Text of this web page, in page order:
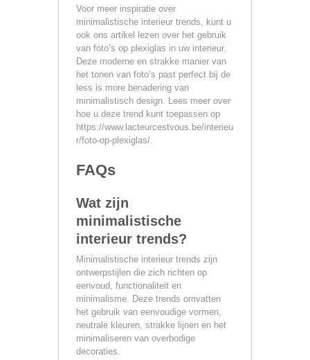
Voor meer inspiratie over
minimalistische interieur trends, kunt u
ook ons artikel lezen over het gebruik
van foto’s op plexiglas in uw interieur.
Deze moderne en strakke manier van
het tonen van foto’s past perfect bij de
less is more benadering van
minimalistisch design. Lees meer over
hoe u deze trend kunt toepassen op
https://www.lacteurcestvous.be/interieu
r/foto-op-plexiglas/.
FAQs
Wat zijn
minimalistische
interieur trends?
Minimalistische interieur trends zijn
ontwerpstijlen die zich richten op
eenvoud, functionaliteit en
minimalisme. Deze trends omvatten
het gebruik van eenvoudige vormen,
neutrale kleuren, strakke lijnen en het
minimaliseren van overbodige
decoraties.